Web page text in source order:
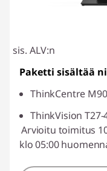
sis. ALV:n
Paketti sisältää
ThinkCentre
ThinkVision
Arvioitu toimitus
klo 05:00